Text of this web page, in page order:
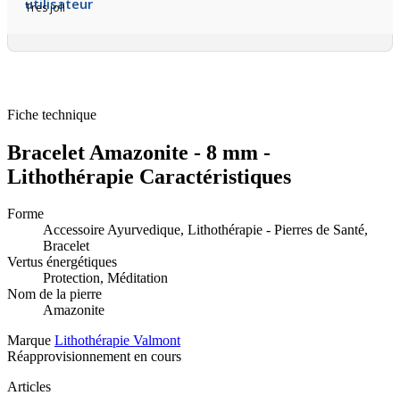
Tres joli
Fiche technique
Bracelet Amazonite - 8 mm -
Lithothérapie Caractéristiques
Forme
Accessoire Ayurvedique, Lithothérapie - Pierres de Santé,
Bracelet
Vertus énergétiques
Protection, Méditation
Nom de la pierre
Amazonite
Marque Lithothérapie Valmont
Réapprovisionnement en cours
Articles